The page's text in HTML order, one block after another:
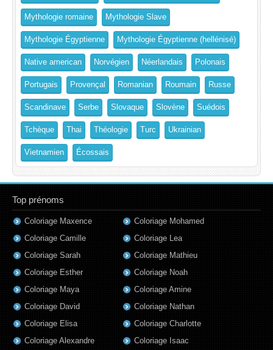
Mythologie romaine Mythologie Slave
Mythologie Égyptienne Mythologie Égyptienne (hellénisé)
Native american Norvégien Néerlandais Polonais
Portugais Provençal Romanian Roumain Russe
Scandinave Serbe Slovaque Slovène Suédois
Tchèque Thai Théologie Turc Ukrainian
Vietnamien Écossais
Top prénoms
Coloriage Maxence
Coloriage Camille
Coloriage Sarah
Coloriage Esther
Coloriage Maya
Coloriage David
Coloriage Elisa
Coloriage Alexandre
Coloriage Mohamed
Coloriage Lea
Coloriage Mathieu
Coloriage Noah
Coloriage Amine
Coloriage Nathan
Coloriage Charlotte
Coloriage Isaac